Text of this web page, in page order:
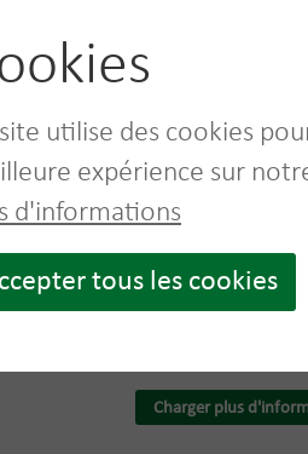
le
traitement des
plastiques
nouvelle usine dans notre
Charger plus
utilise des cookies
expérience sur
d'informations
tous les cookies